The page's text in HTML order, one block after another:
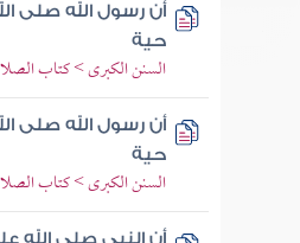
أن رسول الله صلى
حية
السنن الكبرى > كتاب
أن رسول الله صلى
حية
السنن الكبرى > كتاب
أن النبي صلى